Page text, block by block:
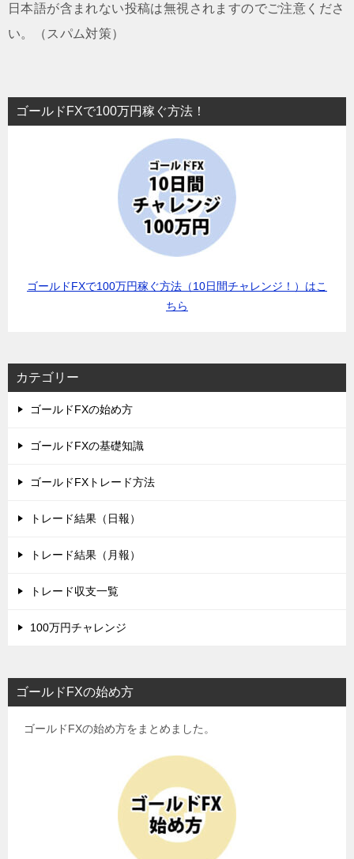
日本語が含まれない投稿は無視されますのでご注意くださ
い。（スパム対策）
ゴールドFXで100万円稼ぐ方法！
ゴールドFXで100万円稼ぐ方法（10日間チャレンジ！）はこ
ちら
カテゴリー
ゴールドFXの始め方
ゴールドFXの基礎知識
ゴールドFXトレード方法
トレード結果（日報）
トレード結果（月報）
トレード収支一覧
100万円チャレンジ
ゴールドFXの始め方
ゴールドFXの始め方をまとめました。